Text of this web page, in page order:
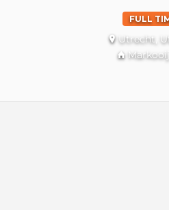
FULL
Utrecht,
Markooij